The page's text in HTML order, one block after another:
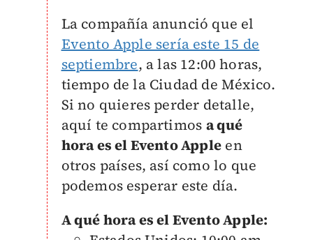
La compañía anunció que el
Evento Apple sería este 15 de
septiembre, a las 12:00 horas,
tiempo de la Ciudad de México.
Si no quieres perder detalle,
aquí te compartimos a qué
hora es el Evento Apple en
otros países, así como lo que
podemos esperar este día.
A qué hora es el Evento Apple: